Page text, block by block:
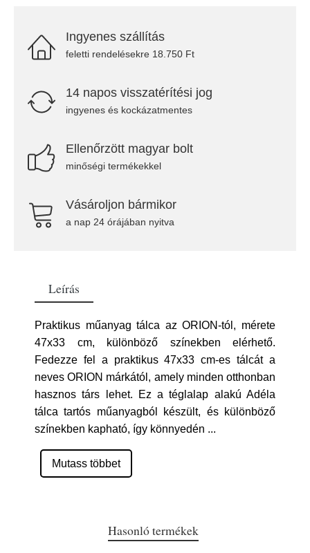
Ingyenes szállítás
feletti rendelésekre 18.750 Ft
14 napos visszatérítési jog
ingyenes és kockázatmentes
Ellenőrzött magyar bolt
minőségi termékekkel
Vásároljon bármikor
a nap 24 órájában nyitva
Leírás
Praktikus műanyag tálca az ORION-tól, mérete
47x33 cm, különböző színekben elérhető.
Fedezze fel a praktikus 47x33 cm-es tálcát a
neves ORION márkától, amely minden otthonban
hasznos társ lehet. Ez a téglalap alakú Adéla
tálca tartós műanyagból készült, és különböző
színekben kapható, így könnyedén ...
Mutass többet
Hasonló termékek